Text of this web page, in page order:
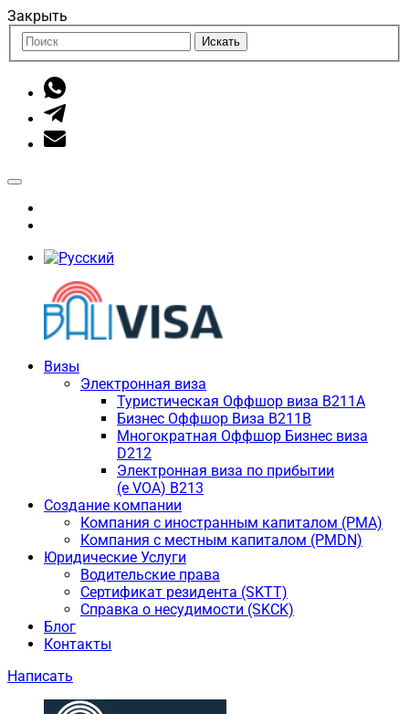
Закрыть
Искать
Визы
Электронная виза
Туристическая Оффшор виза B211A
Бизнес Оффшор Виза B211B
Многократная Оффшор Бизнес виза
D212
Электронная виза по прибытии
(e VOA) B213
Создание компании
Компания с иностранным капиталом (PMA)
Компания с местным капиталом (PMDN)
Юридические Услуги
Водительские права
Сертификат резидента (SKTT)
Справка о несудимости (SKCK)
Блог
Контакты
Написать